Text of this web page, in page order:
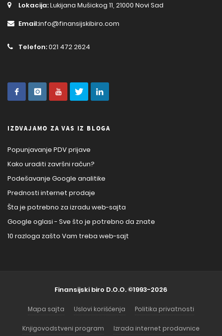
Lokacija:Lukijana Mušickog 11, 21000 Novi Sad
Email:info@finansijskibiro.com
Telefon:021 472 2624
IZDVAJAMO ZA VAS IZ BLOGA
Popunjavanje PDV prijave
Kako uraditi završni račun?
Podešavanje Google analitike
Prednosti internet prodaje
Šta je potrebno za izradu web-sajta
Google oglasi - Sve što je potrebno da znate
10 razloga zašto Vam treba web-sajt
Finansijski biro D.O.O.©1993-2026
Mapa sajta Uslovi korišćenja Politika privatnosti
Knjigovodstveni program Izrada internet prodavnice